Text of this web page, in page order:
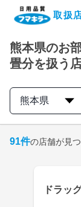
取扱
企業・IR
製品情報
取扱店検
熊本県のお
畳分を扱う
熊本県
91件の店舗が見
ドラッ